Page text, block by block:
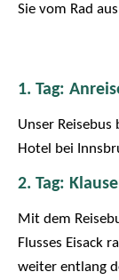
Sie vom Rad
1. Tag:
Unser
Hotel bei
2. Tag:
Mit dem
Flusses Eisack
weiter entlang